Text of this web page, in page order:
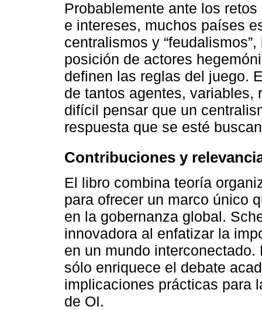
Probablemente ante los
e intereses, muchos países
centralismos y
posición de actores
definen las reglas del juego.
de tantos agentes, variables,
difícil pensar que un
respuesta que se esté
Contribuciones y
El libro combina teoría
para ofrecer un marco único
en la gobernanza global.
innovadora al enfatizar la
en un mundo
sólo enriquece el debate
implicaciones prácticas para
de OI.